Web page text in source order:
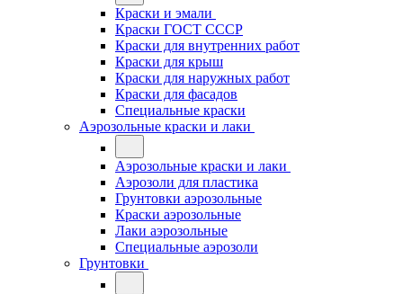
Краски и эмали
Краски ГОСТ СССР
Краски для внутренних работ
Краски для крыш
Краски для наружных работ
Краски для фасадов
Специальные краски
Аэрозольные краски и лаки
Аэрозольные краски и лаки
Аэрозоли для пластика
Грунтовки аэрозольные
Краски аэрозольные
Лаки аэрозольные
Специальные аэрозоли
Грунтовки